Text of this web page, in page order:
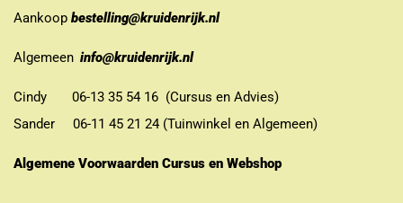
Aankoop bestelling@kruidenrijk.nl
Algemeen info@kruidenrijk.nl
Cindy 06-13 35 54 16 (Cursus en Advies)
Sander 06-11 45 21 24 (Tuinwinkel en Algemeen)
Algemene Voorwaarden Cursus en Webshop